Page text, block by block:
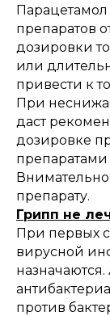
Парацетамол
препаратов
дозировки
или
привести к
При
даст
дозировке
препаратами
Внимательно
препарату.
Грипп не
При первых
вирусной
против